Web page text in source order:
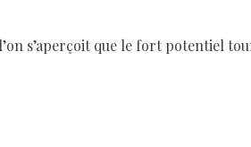
s’aperçoit que le fort potentiel